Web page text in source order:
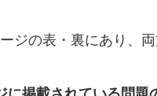
ジの表・裏にあり、